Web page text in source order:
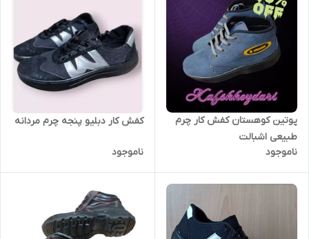
پوتین کوهستان کفش کار چرم
طبیعی اشبالت
ناموجود
کفش کار دبلیو پنجه چرم مردانه
ناموجود